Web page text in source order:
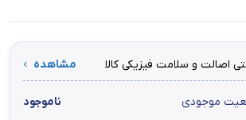
اصالت و سلامت فیزیکی کالا مشاهده
موجودی
ناموجود